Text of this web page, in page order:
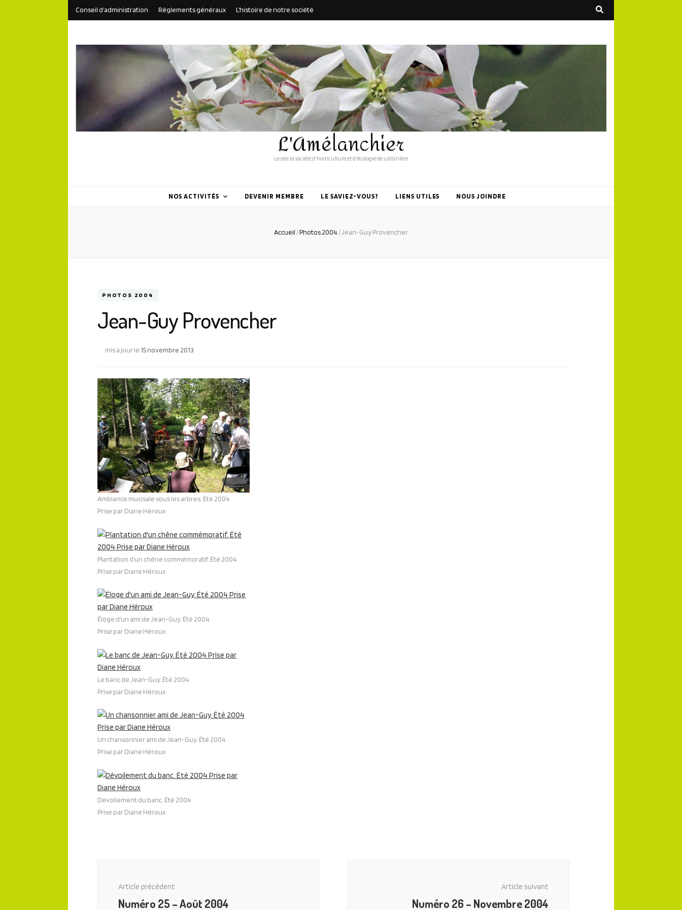
Conseil d’administration Règlements généraux L’histoire de notre société
L'Amélanchier
Le site la société d'horticulture et d'écologie de Lotbinière
NOS ACTIVITÉS DEVENIR MEMBRE LE SAVIEZ-VOUS? LIENS UTILES NOUS JOINDRE
Accueil/Photos 2004/Jean-Guy Provencher
PHOTOS 2004
Jean-Guy Provencher
mis à jour le15 novembre 2013
Ambiance mucisale sous les arbres. Été 2004
Prise par Diane Héroux
Plantation d’un chêne commémoratif. Été 2004
Prise par Diane Héroux
Éloge d’un ami de Jean-Guy. Été 2004
Prise par Diane Héroux
Le banc de Jean-Guy. Été 2004
Prise par Diane Héroux
Un chansonnier ami de Jean-Guy. Été 2004
Prise par Diane Héroux
Dévoilement du banc. Été 2004
Prise par Diane Héroux
articlesArticle précédent
Numéro 25 – Août 2004
Article suivant
Numéro 26 – Novembre 2004